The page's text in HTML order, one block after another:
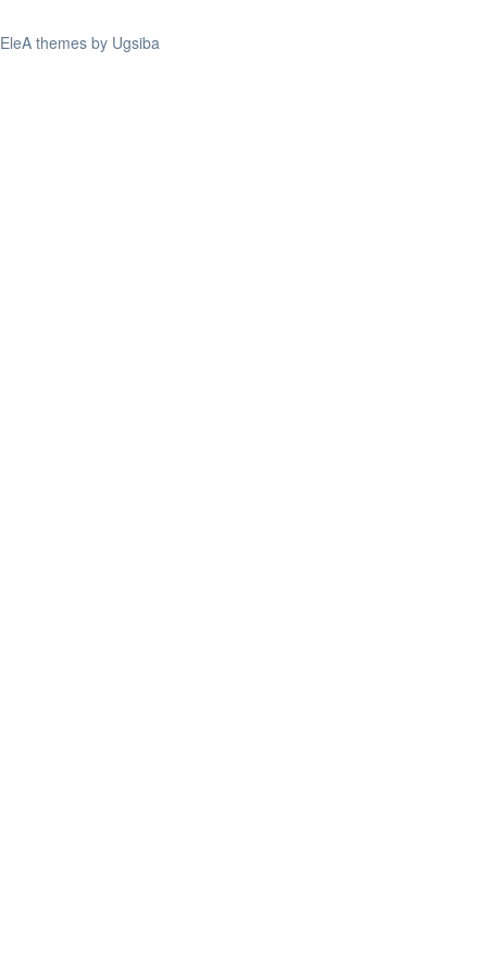
EleA themes by Ugsiba